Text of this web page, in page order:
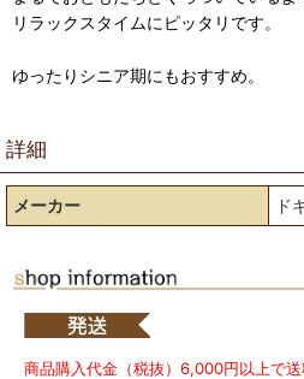
リラックスタイムにピッタリです。
ゆったりシニア期にもおすすめ。
詳細
メーカー ド
商品購入代金（税抜）6,000円以上で送